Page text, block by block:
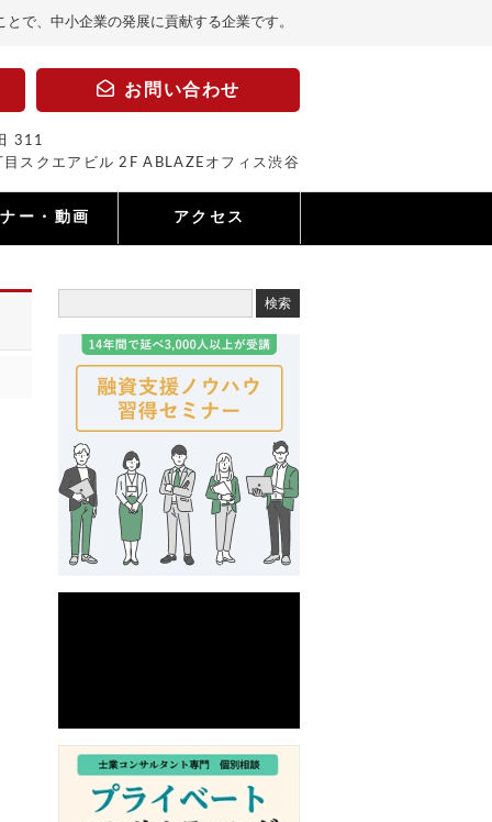
で、中小企業の発展に貢献する企業です。
お問い合わせ
311
スクエアビル 2F ABLAZEオフィス渋谷
ー・動画 アクセス